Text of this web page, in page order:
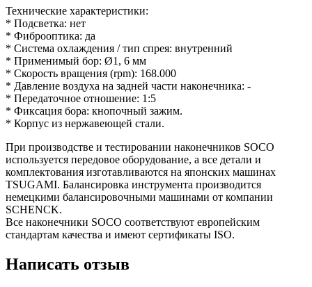
Технические характеристики:
* Подсветка: нет
* Фиброоптика: да
* Система охлаждения / тип спрея: внутренний
* Применимый бор: Ø1, 6 мм
* Скорость вращения (rpm): 168.000
* Давление воздуха на задней части наконечника: -
* Передаточное отношение: 1:5
* Фиксация бора: кнопочный зажим.
* Корпус из нержавеющей стали.
При производстве и тестировании наконечников SOCO
используется передовое оборудование, а все детали и
комплектования изготавливаются на японских машинах
TSUGAMI. Балансировка инструмента производится
немецкими балансировочными машинами от компании
SCHENCK.
Все наконечники SOCO соответствуют европейским
стандартам качества и имеют сертификаты ISO.
Написать отзыв